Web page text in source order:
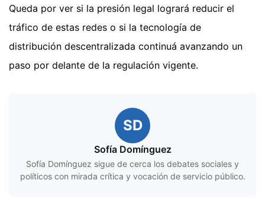
Queda por ver si la presión legal logrará reducir el
tráfico de estas redes o si la tecnología de
distribución descentralizada continuá avanzando un
paso por delante de la regulación vigente.
SD
Sofía Domínguez
Sofía Domínguez sigue de cerca los debates sociales y
políticos con mirada crítica y vocación de servicio público.